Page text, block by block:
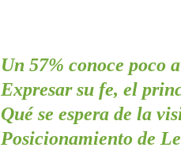
Un 57% conoce poco
Expresar su fe, el
Qué se espera de la
Posicionamiento de